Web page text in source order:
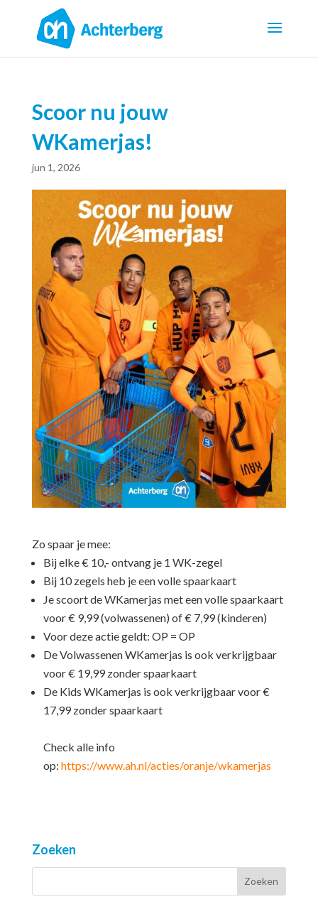
Scoor nu jouw
WKamerjas!
jun 1, 2026
Zo spaar je mee:
Bij elke € 10,- ontvang je 1 WK-zegel
Bij 10 zegels heb je een volle spaarkaart
Je scoort de WKamerjas met een volle spaarkaart
voor € 9,99 (volwassenen) of € 7,99 (kinderen)
Voor deze actie geldt: OP = OP
De Volwassenen WKamerjas is ook verkrijgbaar
voor € 19,99 zonder spaarkaart
De Kids WKamerjas is ook verkrijgbaar voor €
17,99 zonder spaarkaart
Check alle info
op: https://www.ah.nl/acties/oranje/wkamerjas
Zoeken